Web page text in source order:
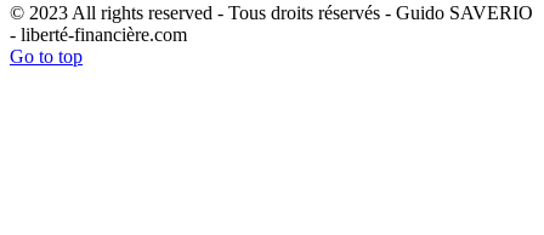
© 2023 All rights reserved - Tous droits réservés - Guido SAVERIO
- liberté-financière.com
Go to top